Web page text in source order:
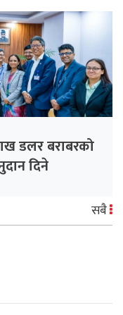
डलर बराबरको
दिने
सबै